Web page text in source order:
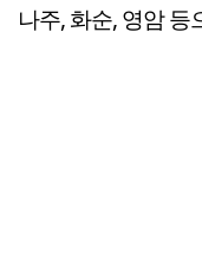
나주, 화순, 영암